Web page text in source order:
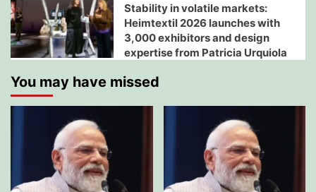
Stability in volatile markets:
Heimtextil 2026 launches with
3,000 exhibitors and design
expertise from Patricia Urquiola
You may have missed